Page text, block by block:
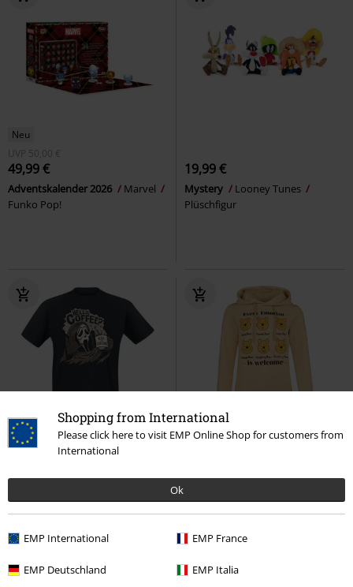
Shopping from International
Please click here to visit EMP Online Shop for customers from
International
Ok
EMP International EMP France
EMP Deutschland EMP Italia
Neu
UVP
50,00 €
49,99 €
Adventskalender 2026
Marvel
Funko Pop!
19,99 €
Mystery
Looney Tunes
Plüschfigur
Neu
24,99 €
Scream (Film)
T-Shirt
-63%
Exklusiv
Winnie The Pooh